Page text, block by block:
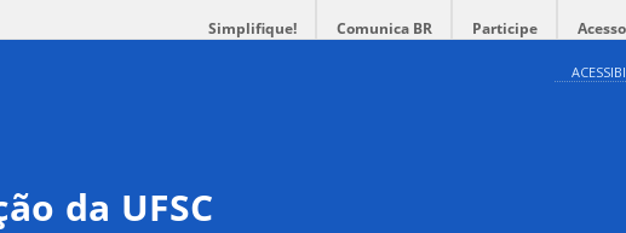
Simplifique! Comunica BR Participe
da UFSC